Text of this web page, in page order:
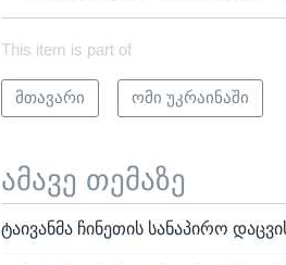
This item is part of
მთავარი ომი უკრაინაში
ამავე თემაზე
ტაივანმა ჩინეთის სანაპირო